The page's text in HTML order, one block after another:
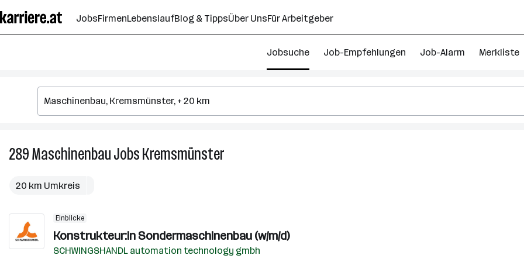
Seiteninhalt
springen
JobsFirmenLebenslaufBlog & TippsÜber UnsFür Arbeitgeber
Jobsuche Job-Empfehlungen Job-Alarm Merkliste
289MaschinenbauJobsKremsmünster
20 km Umkreis
Einblicke
Konstrukteur:in Sondermaschinenbau (w/m/d)
SCHWINGSHANDL automation technology gmbh